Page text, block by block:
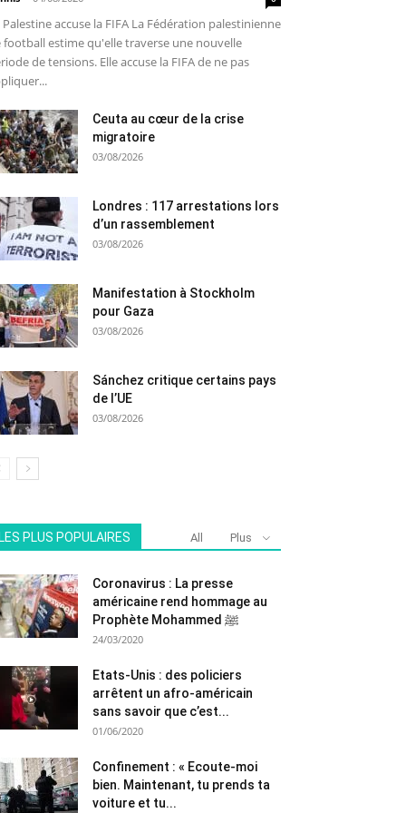
Palestine accuse la FIFA La Fédération palestinienne
football estime qu'elle traverse une nouvelle
de tensions. Elle accuse la FIFA de ne pas
Ceuta au cœur de la crise
migratoire
03/08/2026
Londres : 117 arrestations lors
d’un rassemblement
03/08/2026
Manifestation à Stockholm
pour Gaza
03/08/2026
Sánchez critique certains pays
de l’UE
03/08/2026
LES PLUS POPULAIRES All Plus
Coronavirus : La presse
américaine rend hommage au
Prophète Mohammed ﷺ
24/03/2020
Etats-Unis : des policiers
arrêtent un afro-américain
sans savoir que c’est...
01/06/2020
Confinement : « Ecoute-moi
bien. Maintenant, tu prends ta
voiture et tu...